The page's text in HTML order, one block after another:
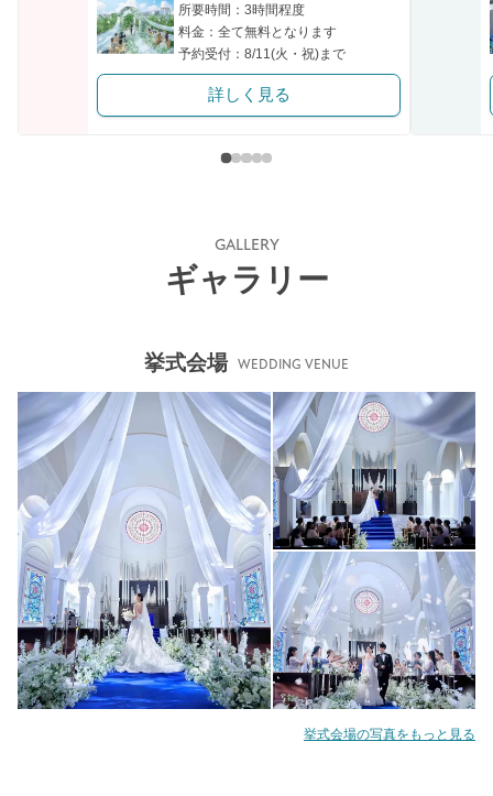
所要時間：3時間程度
料金：全て無料となります
予約受付：8/11(火・祝)まで
詳しく見る
GALLERY
ギャラリー
挙式会場 WEDDING VENUE
挙式会場の写真をもっと見る